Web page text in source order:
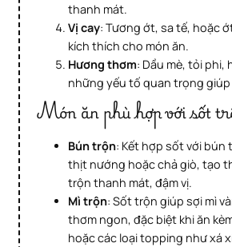
thanh mát.
Vị cay: Tương ớt, sa tế, hoặc
kích thích cho món ăn.
Hương thơm: Dầu mè, tỏi phi,
những yếu tố quan trọng
Món ăn phù hợp với sốt
Bún trộn: Kết hợp sốt với bún
thịt nướng hoặc chả giò, tạo
trộn thanh mát, đậm vị.
Mì trộn: Sốt trộn giúp sợi mì
thơm ngon, đặc biệt khi ăn
hoặc các loại topping như xá